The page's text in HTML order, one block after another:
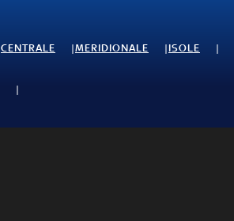
CENTRALE MERIDIONALE
ISOLE